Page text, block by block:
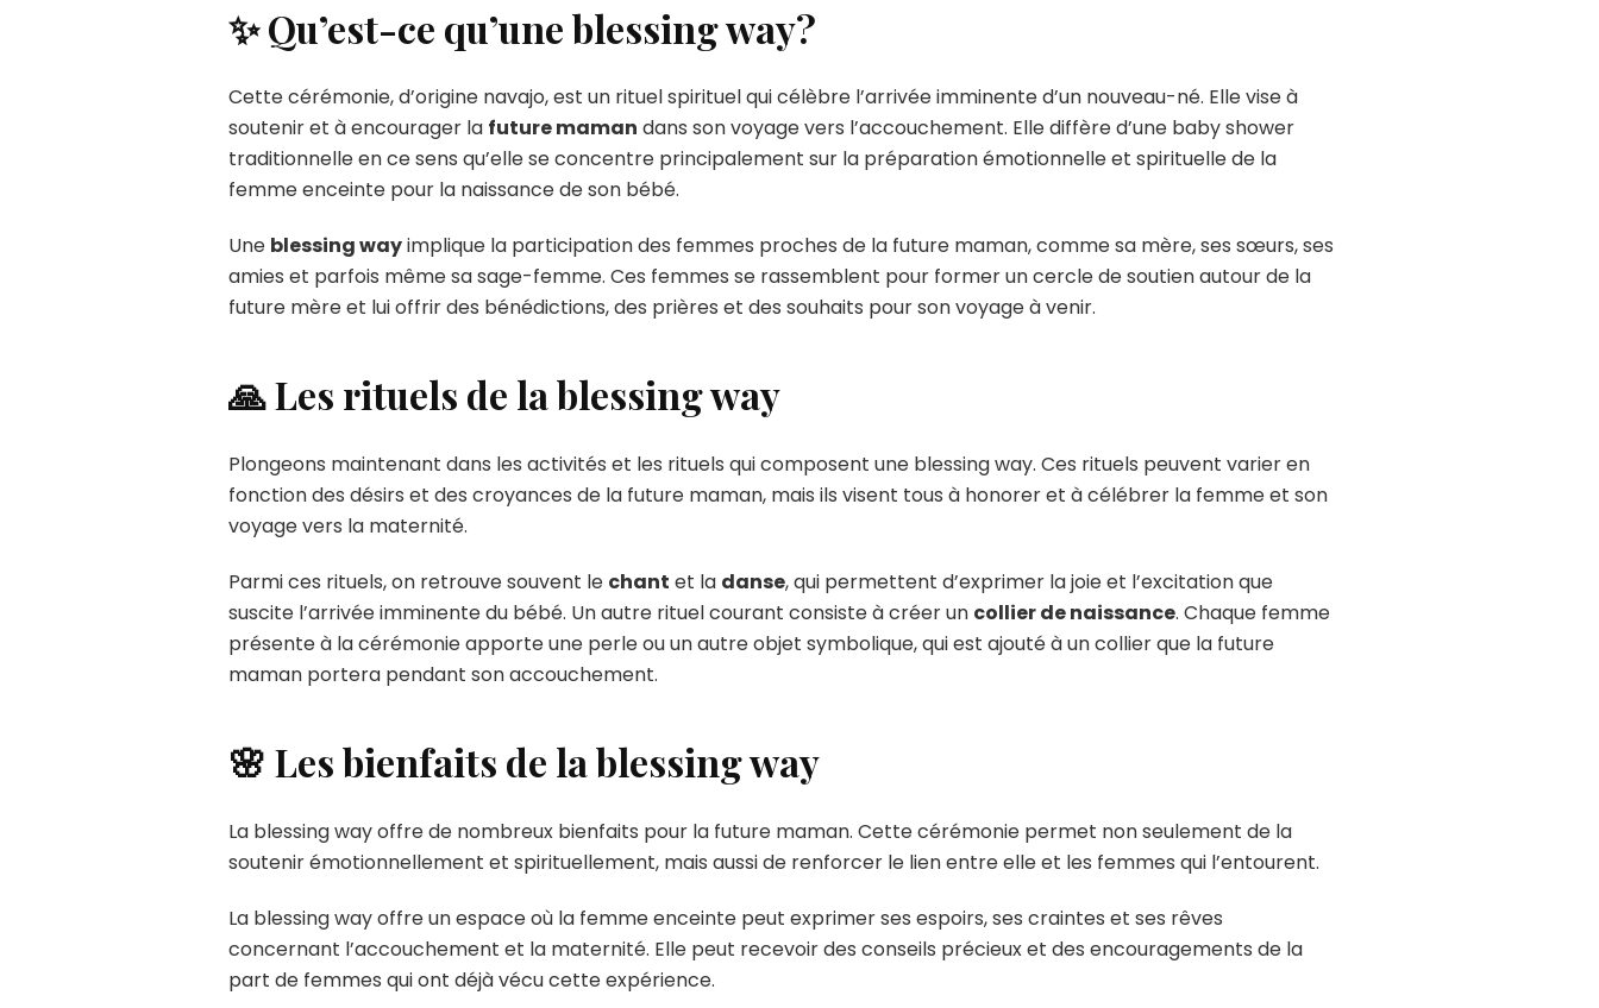
✨ Qu’est-ce qu’une blessing way?
Cette cérémonie, d’origine navajo, est un rituel spirituel qui célèbre l’arrivée imminente d’un nouveau-né. Elle vise à
soutenir et à encourager la future maman dans son voyage vers l’accouchement. Elle diffère d’une baby shower
traditionnelle en ce sens qu’elle se concentre principalement sur la préparation émotionnelle et spirituelle de la
femme enceinte pour la naissance de son bébé.
Une blessing wayimplique la participation des femmes proches de la future maman, comme sa mère, ses sœurs, ses
amies et parfois même sa sage-femme. Ces femmes se rassemblent pour former un cercle de soutien autour de la
future mère et lui offrir des bénédictions, des prières et des souhaits pour son voyage à venir.
🙏 Les rituels de la blessing way
Plongeons maintenant dans les activités et les rituels qui composent une blessing way. Ces rituels peuvent varier en
fonction des désirs et des croyances de la future maman, mais ils visent tous à honorer et à célébrer la femme et son
voyage vers la maternité.
Parmi ces rituels, on retrouve souvent le chant et la danse, qui permettent d’exprimer la joie et l’excitation que
suscite l’arrivée imminente du bébé. Un autre rituel courant consiste à créer un collier de naissance. Chaque femme
présente à la cérémonie apporte une perle ou un autre objet symbolique, qui est ajouté à un collier que la future
maman portera pendant son accouchement.
🌸 Les bienfaits de la blessing way
La blessing way offre de nombreux bienfaits pour la future maman. Cette cérémonie permet non seulement de la
soutenir émotionnellement et spirituellement, mais aussi de renforcer le lien entre elle et les femmes qui l’entourent.
La blessing way offre un espace où la femme enceinte peut exprimer ses espoirs, ses craintes et ses rêves
concernant l’accouchement et la maternité. Elle peut recevoir des conseils précieux et des encouragements de la
part de femmes qui ont déjà vécu cette expérience.